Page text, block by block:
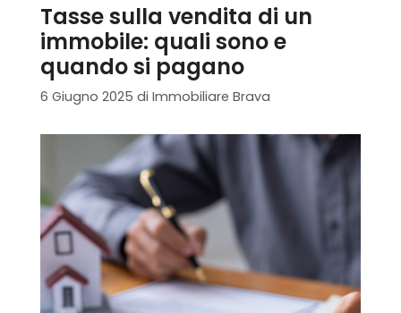
Tasse sulla vendita di un
immobile: quali sono e
quando si pagano
6 Giugno 2025 di Immobiliare Brava